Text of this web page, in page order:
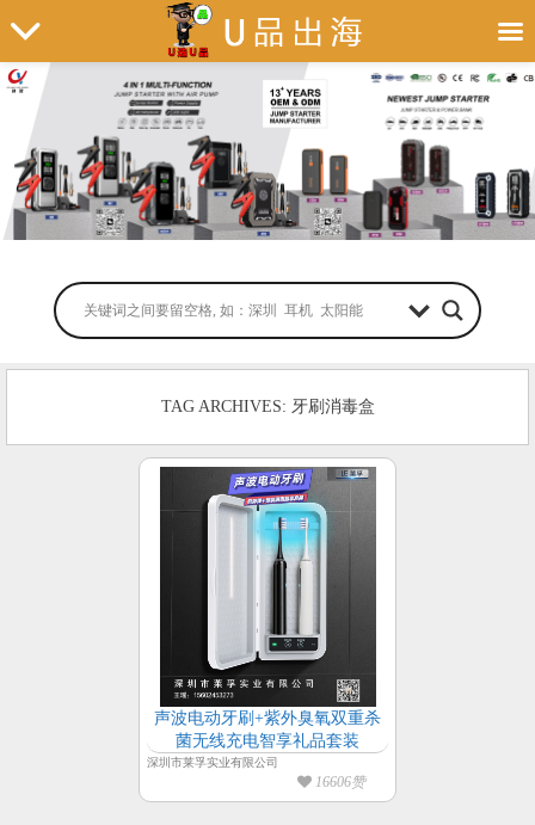
TAG ARCHIVES: 牙刷消毒盒
声波电动牙刷+紫外臭氧双重杀
菌无线充电智享礼品套装
深圳市莱孚实业有限公司
16606赞